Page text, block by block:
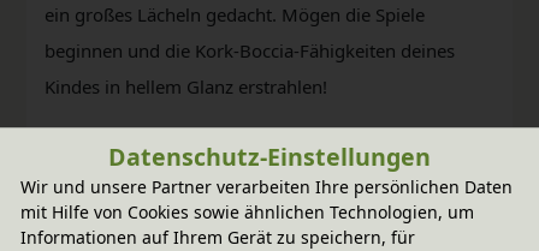
ein großes Lächeln gedacht. Mögen die Spiele
beginnen und die Kork-Boccia-Fähigkeiten deines
Kindes in hellem Glanz erstrahlen!
Datenschutz-Einstellungen
Wir und unsere Partner verarbeiten Ihre persönlichen Daten
mit Hilfe von Cookies sowie ähnlichen Technologien, um
Informationen auf Ihrem Gerät zu speichern, für